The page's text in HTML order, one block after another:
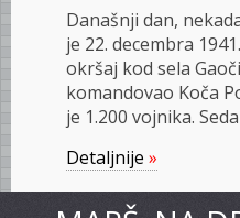
Današnji dan,
je 22. decembra
okršaj kod sela
komandovao Koča
je 1.200 vojnika.
Detaljnije »